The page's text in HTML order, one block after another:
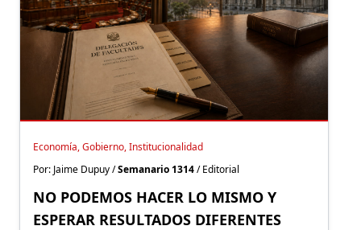
Economía, Gobierno, Institucionalidad
Por: Jaime Dupuy /Semanario 1314/ Editorial
NO PODEMOS HACER LO MISMO Y
ESPERAR RESULTADOS DIFERENTES